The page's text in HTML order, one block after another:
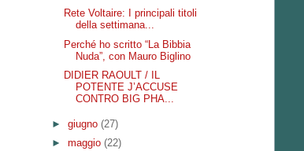
Rete Voltaire: I principali titoli
della settimana...
Perché ho scritto “La Bibbia
Nuda”, con Mauro Biglino
DIDIER RAOULT / IL
POTENTE J’ACCUSE
CONTRO BIG PHA...
► giugno (27)
► maggio (22)